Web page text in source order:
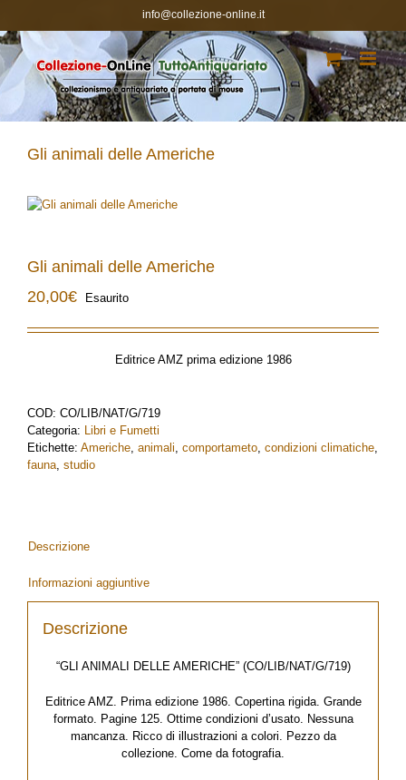
contenuto
info@collezione-online.it
Gli animali delle Americhe
Gli animali delle Americhe
20,00€ Esaurito
Editrice AMZ prima edizione 1986
COD: CO/LIB/NAT/G/719
Categoria: Libri e Fumetti
Etichette: Americhe, animali, comportameto, condizioni climatiche,
fauna, studio
Descrizione
Informazioni aggiuntive
Descrizione
“GLI ANIMALI DELLE AMERICHE” (CO/LIB/NAT/G/719)
Editrice AMZ. Prima edizione 1986. Copertina rigida. Grande
formato. Pagine 125. Ottime condizioni d’usato. Nessuna
mancanza. Ricco di illustrazioni a colori. Pezzo da
collezione. Come da fotografia.